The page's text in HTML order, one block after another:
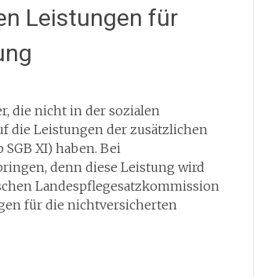
Leistungen für
die nicht in der sozialen
die Leistungen der zusätzlichen
XI) haben. Bei
denn diese Leistung wird
Landespflegesatzkommission
für die nichtversicherten